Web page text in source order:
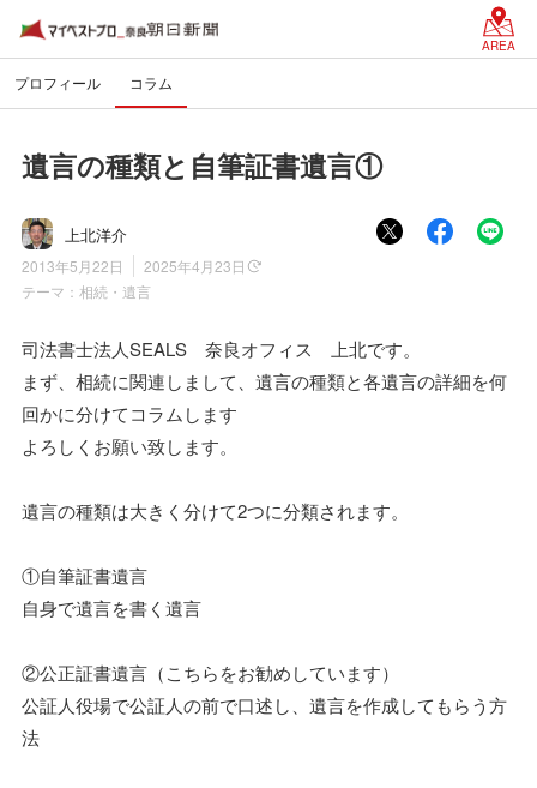
AREA
プロフィール コラム
遺言の種類と自筆証書遺言①
上北洋介
2013年5月22日
2025年4月23日
テーマ： 相続・遺言
司法書士法人SEALS 奈良オフィス 上北です。
まず、相続に関連しまして、遺言の種類と各遺言の詳細を何
回かに分けてコラムします
よろしくお願い致します。
遺言の種類は大きく分けて2つに分類されます。
①自筆証書遺言
自身で遺言を書く遺言
②公正証書遺言（こちらをお勧めしています）
公証人役場で公証人の前で口述し、遺言を作成してもらう方
法